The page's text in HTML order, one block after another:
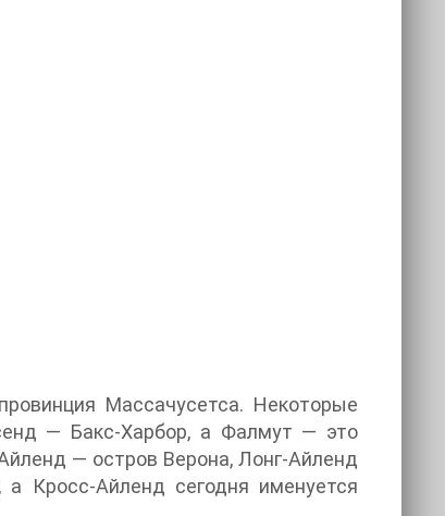
Массачусетса. Некоторые
— Бакс-Харбор, а Фалмут — это
— остров Верона, Лонг-Айленд
Кросс-Айленд сегодня именуется